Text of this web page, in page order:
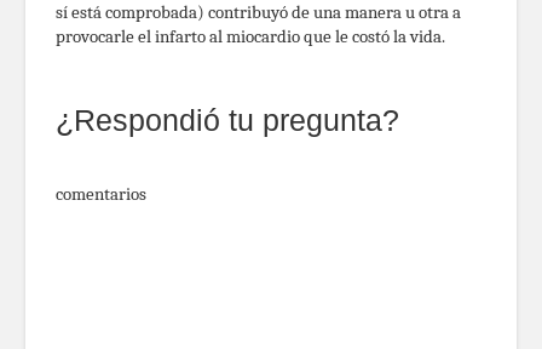
sí está comprobada) contribuyó de una manera u otra a
provocarle el infarto al miocardio que le costó la vida.
¿Respondió tu pregunta?
comentarios